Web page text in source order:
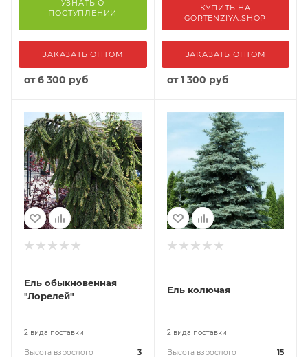
УЗНАТЬ О
ПОСТУПЛЕНИИ
ЗАКАЗАТЬ ОПТОМ
от6 300 руб
КУПИТЬ НА
GORTENZIYA.SHOP
ЗАКАЗАТЬ ОПТОМ
от1 300 руб
Ель обыкновенная
"Лорелей"
2 вида поставки
Высота взрослого 3
Ель колючая
2 вида поставки
Высота взрослого 15